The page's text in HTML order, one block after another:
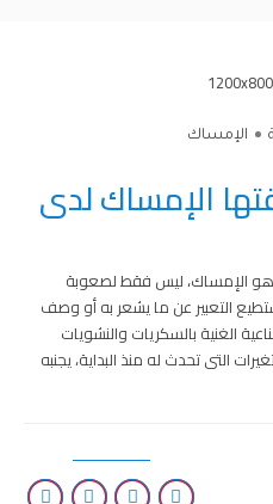
الإمساك
الإمساك لدى
الإمساك، ليس فقط لصعوبة
التعبير عن ما يشعر به أو وصف
الغنية بالسكريات والنشويات
التى تحدث له منذ البداية، يجنبه